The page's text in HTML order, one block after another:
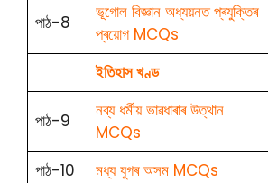
পাঠ-8
ভূগোল বিজ্ঞান অধ্যয়নত প্ৰযুক্তিৰ
প্ৰয়োগ MCQs
ইতিহাস খণ্ড
পাঠ-9
নব্য ধৰ্মীয় ভাৱধাৰাৰ উত্থান
MCQs
পাঠ-10
মধ্য যুগৰ অসম MCQs